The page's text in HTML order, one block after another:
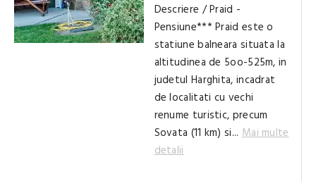
Descriere / Praid -
Pensiune*** Praid este o
statiune balneara situata la
altitudinea de 5oo-525m, in
judetul Harghita, incadrat
de localitati cu vechi
renume turistic, precum
Sovata (11 km) si... Mai multe
detalii